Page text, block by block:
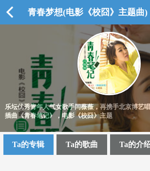
青春梦想(电影《校囧》主题曲
乐坛优秀青年人气女歌手闫薇薇，再携手北京博艺
插曲《青春笔记》，电影《校囧》主题
Ta的专辑 Ta的歌曲 Ta的介